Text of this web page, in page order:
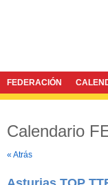
FEDERACIÓN
Calendario
« Atrás